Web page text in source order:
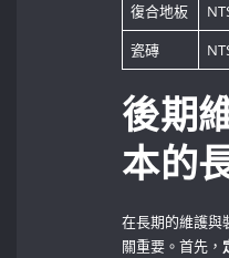
復合地板
瓷磚
後期
本的
在長期的維護與
關重要。首先，